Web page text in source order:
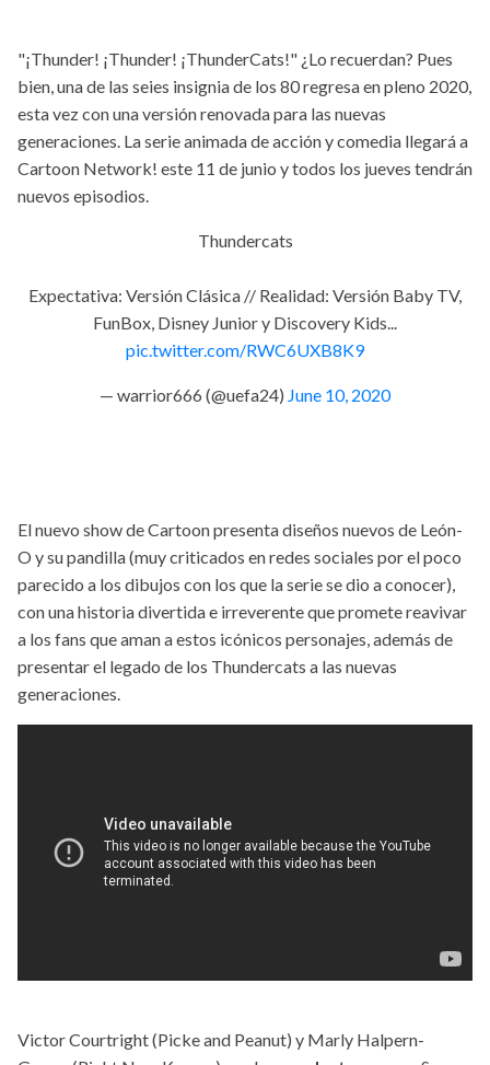
"¡Thunder! ¡Thunder! ¡ThunderCats!" ¿Lo recuerdan? Pues
bien, una de las seies insignia de los 80 regresa en pleno 2020,
esta vez con una versión renovada para las nuevas
generaciones. La serie animada de acción y comedia llegará a
Cartoon Network! este 11 de junio y todos los jueves tendrán
nuevos episodios.
Thundercats
Expectativa: Versión Clásica // Realidad: Versión Baby TV,
FunBox, Disney Junior y Discovery Kids...
pic.twitter.com/RWC6UXB8K9
— warrior666 (@uefa24) June 10, 2020
El nuevo show de Cartoon presenta diseños nuevos de León-
O y su pandilla (muy criticados en redes sociales por el poco
parecido a los dibujos con los que la serie se dio a conocer),
con una historia divertida e irreverente que promete reavivar
a los fans que aman a estos icónicos personajes, además de
presentar el legado de los Thundercats a las nuevas
generaciones.
Victor Courtright (Picke and Peanut) y Marly Halpern-